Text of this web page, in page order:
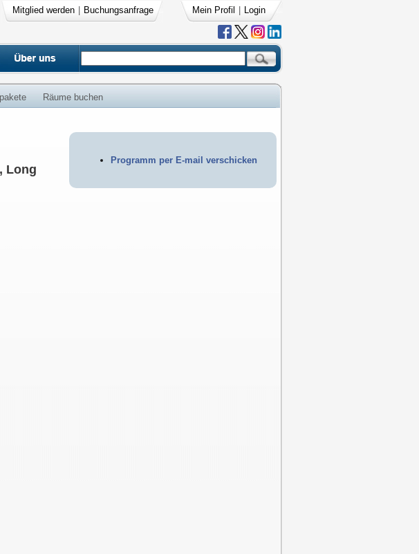
Mitglied werden Buchungsanfrage Mein Profil Login
Räume buchen
Programm per E-mail verschicken
Long